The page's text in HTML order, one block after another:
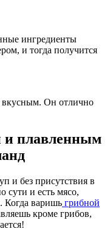
ингредиенты
и тогда получится
вкусным. Он отлично
и плавленным
и без присутствия в
сути и есть мясо,
Когда варишь грибной
кроме грибов,